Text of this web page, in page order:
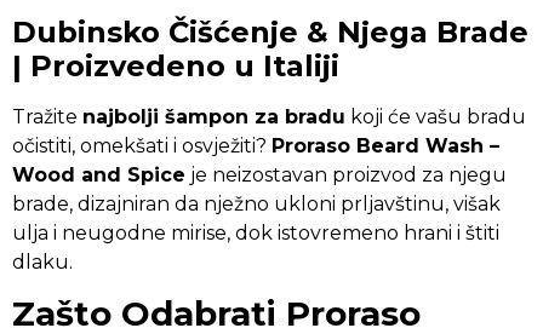
Dubinsko Čišćenje & Njega Brade
| Proizvedeno u Italiji
Tražite najbolji šampon za bradu koji će vašu bradu
očistiti, omekšati i osvježiti? Proraso Beard Wash –
Wood and Spice je neizostavan proizvod za njegu
brade, dizajniran da nježno ukloni prljavštinu, višak
ulja i neugodne mirise, dok istovremeno hrani i štiti
dlaku.
Zašto Odabrati Proraso